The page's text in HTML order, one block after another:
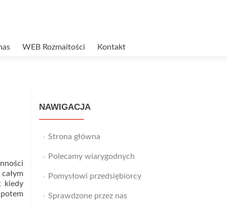
WEB Rozmaitości Kontakt
kiedy
NAWIGACJA
Strona główna
Polecamy wiarygodnych
Pomysłowi przedsiębiorcy
Sprawdzone przez nas